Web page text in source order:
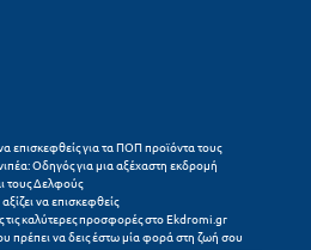
επισκεφθείς για τα ΠΟΠ προϊόντα τους
Οδηγός για μια αξέχαστη εκδρομή
τους Δελφούς
να επισκεφθείς
τις καλύτερες προσφορές στο Ekdromi.gr
πρέπει να δεις έστω μία φορά στη ζωή σου